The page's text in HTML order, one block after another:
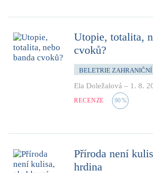
Utopie, totalita,
cvoků?
BELETRIE ZAHRANIČNÍ
Ela Doležalová – 1. 8.
RECENZE 90%
Příroda není
hrdina